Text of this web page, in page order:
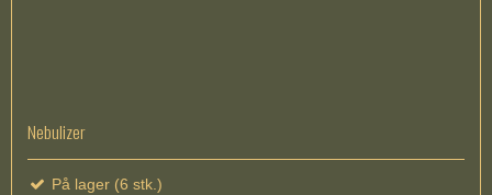
Nebulizer
På lager (6 stk.)